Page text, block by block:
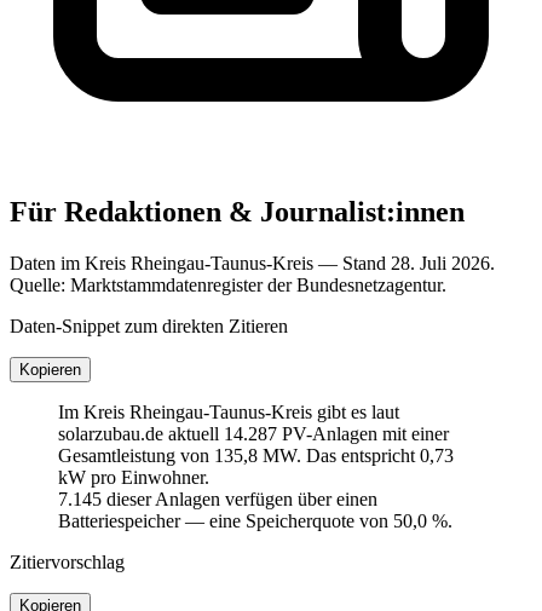
Für Redaktionen & Journalist:innen
Daten im Kreis Rheingau-Taunus-Kreis — Stand 28. Juli 2026.
Quelle: Marktstammdatenregister der Bundesnetzagentur.
Daten-Snippet zum direkten Zitieren
Kopieren
Im Kreis Rheingau-Taunus-Kreis gibt es laut
solarzubau.de aktuell 14.287 PV-Anlagen mit einer
Gesamtleistung von 135,8 MW. Das entspricht 0,73
kW pro Einwohner.
7.145 dieser Anlagen verfügen über einen
Batteriespeicher — eine Speicherquote von 50,0 %.
Zitiervorschlag
Kopieren